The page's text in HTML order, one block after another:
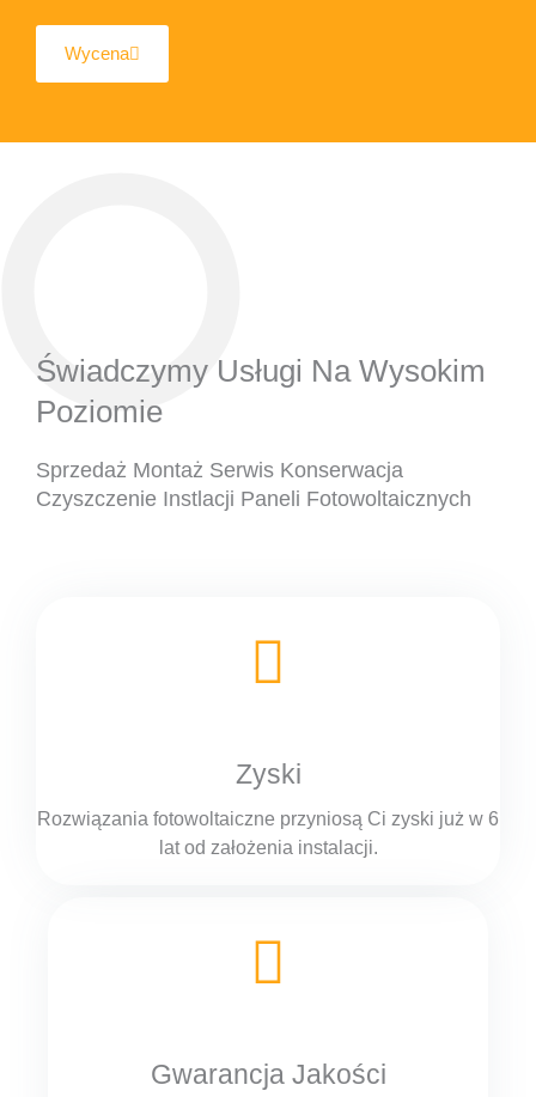
Wycena
Świadczymy Usługi Na Wysokim
Poziomie
Sprzedaż Montaż Serwis Konserwacja
Czyszczenie Instlacji Paneli Fotowoltaicznych
Zyski
Rozwiązania fotowoltaiczne przyniosą Ci zyski już w 6
lat od założenia instalacji.
Gwarancja Jakości